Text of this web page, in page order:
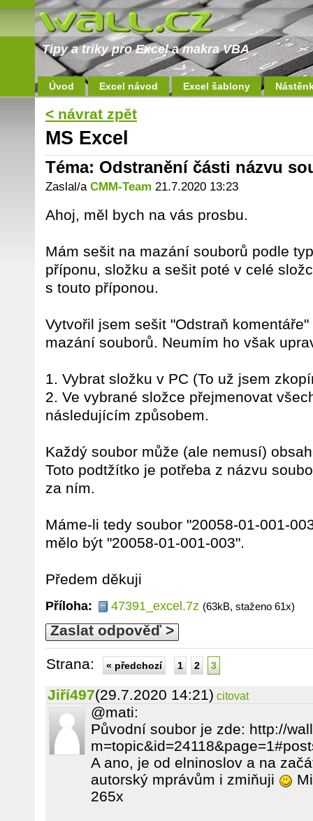
Tipy a triky pro Excel a makra VBA
Úvod Excel návod Excel šablony
< návrat zpět
MS Excel
Téma: Odstranění části názvu
Zaslal/a CMM-Team 21.7.2020 13:23
Ahoj, měl bych na vás prosbu.
Mám sešit na mazání souborů podle
příponu, složku a sešit poté v celé
s touto příponou.
Vytvořil jsem sešit "Odstraň
mazání souborů. Neumím ho však
1. Vybrat složku v PC (To už jsem
2. Ve vybrané složce přejmenovat
následujícím způsobem.
Každý soubor může (ale nemusí)
Toto podtžítko je potřeba z názvu
za ním.
Máme-li tedy soubor "20058-01-001-
mělo být "20058-01-001-003".
Předem děkuji
Příloha: 47391_excel.7z (63kB, staženo 61x)
Zaslat odpověď >
Strana: « předchozí 1 2 3
Jiří497(29.7.2020 14:21) citovat
@mati:
Původní soubor je zde: http://
A ano, je od elninoslov a na
autorský mprávům i zmiňuji
265x